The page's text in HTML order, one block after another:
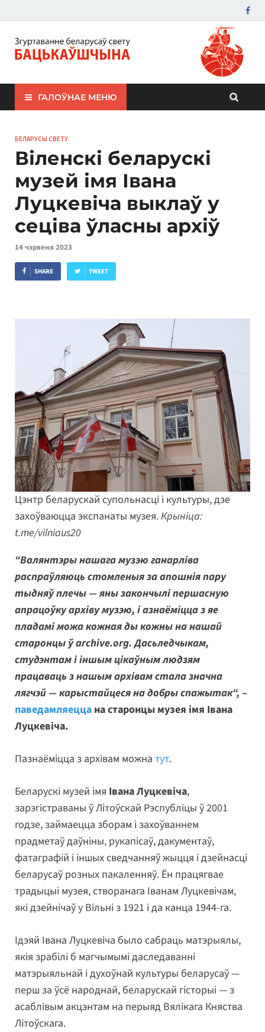
ЗБС "Бацькаўшчына"
ГАЛОЎНАЕ МЕНЮ
БЕЛАРУСЫ СВЕТУ
Віленскі беларускі
музей імя Івана
Луцкевіча выклаў у
сеціва ўласны архіў
14 чэрвеня 2023
SHARE TWEET
Цэнтр беларускай супольнасці і культуры, дзе
захоўваюцца экспанаты музея.Крыніца:
t.me/vilniaus20
“Валянтэры нашага музэю ганарліва
распраўляюць стомленыя за апошнія пару
тыдняў плечы — яны закончылі першасную
апрацоўку архіву музэю, і азнаёміцца з яе
пладамі можа кожная ды кожны на нашай
старонцы ў archive.org. Дасьледчыкам,
студэнтам і іншым цікаўным людзям
працаваць з нашым архівам стала значна
лягчэй — карыстайцеся на добры спажытак“, –
паведамляецца на старонцы музея імя Івана
Луцкевіча.
Пазнаёміцца з архівам можна тут.
Беларускі музей імя Івана Луцкевіча,
зарэгістраваны ў Літоўскай Рэспубліцы ў 2001
годзе, займаецца зборам і захоўваннем
прадметаў даўніны, рукапісаў, дакументаў,
фатаграфій і іншых сведчанняў жыцця і дзейнасці
беларусаў розных пакаленняў. Ён працягвае
традыцыі музея, створанага Іванам Луцкевічам,
які дзейнічаў у Вільні з 1921 і да канца 1944-га.
Ідэяй Івана Луцкевіча было сабраць матэрыялы,
якія зрабілі б магчымымі даследаванні
матэрыяльнай і духоўнай культуры беларусаў —
перш за ўсё народнай, беларускай гісторыі — з
асаблівым акцэнтам на перыяд Вялікага Княства
Літоўскага.